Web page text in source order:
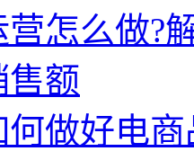
怎么做?
售额
做好电商